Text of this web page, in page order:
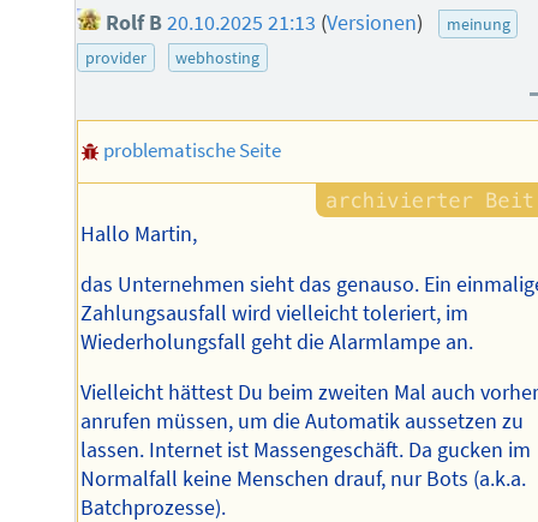
Rolf B20.10.2025 21:13 (Versionen)
meinung
provider
webhosting
problematische Seite
Hallo Martin,
das Unternehmen sieht das genauso. Ein
Zahlungsausfall wird vielleicht toleriert, im
Wiederholungsfall geht die Alarmlampe an.
Vielleicht hättest Du beim zweiten Mal auch
anrufen müssen, um die Automatik aussetzen zu
lassen. Internet ist Massengeschäft. Da gucken im
Normalfall keine Menschen drauf, nur Bots (a.k.a.
Batchprozesse).